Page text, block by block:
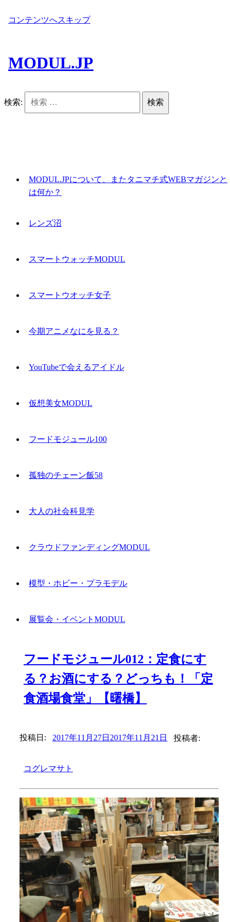
コンテンツへスキップ
MODUL.JP
検索:
MODUL.JPについて、またタニマチ式WEBマガジンと
は何か？
レンズ沼
スマートウォッチMODUL
スマートウオッチ女子
今期アニメなにを見る？
YouTubeで会えるアイドル
仮想美女MODUL
フードモジュール100
孤独のチェーン飯58
大人の社会科見学
クラウドファンディングMODUL
模型・ホビー・プラモデル
展覧会・イベントMODUL
フードモジュール012：定食にす
る？お酒にする？どっちも！「定
食酒場食堂」【曙橋】
投稿日: 2017年11月27日 2017年11月21日 投稿者:
コグレマサト